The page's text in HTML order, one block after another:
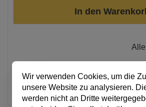
In den
Wir verwenden Cookies, um die
unsere Website zu analysieren.
werden nicht an Dritte